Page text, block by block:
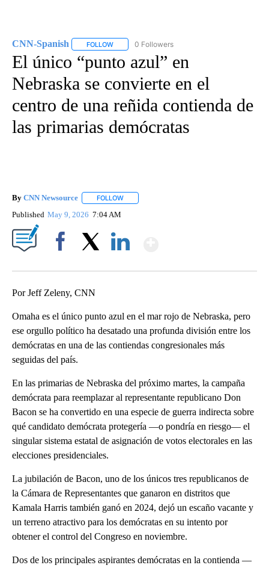
CNN-Spanish FOLLOW FOLLOW "CNN-SPANISH" TO RECEIVE
0 Followers
El único “punto azul” en
Nebraska se convierte en el
centro de una reñida contienda de
las primarias demócratas
By CNN Newsource FOLLOW
Published May 9, 2026 7:04 AM
Por Jeff Zeleny, CNN
Omaha es el único punto azul en el mar rojo de Nebraska, pero
ese orgullo político ha desatado una profunda división entre los
demócratas en una de las contiendas congresionales más
seguidas del país.
En las primarias de Nebraska del próximo martes, la campaña
demócrata para reemplazar al representante republicano Don
Bacon se ha convertido en una especie de guerra indirecta sobre
qué candidato demócrata protegería —o pondría en riesgo— el
singular sistema estatal de asignación de votos electorales en las
elecciones presidenciales.
La jubilación de Bacon, uno de los únicos tres republicanos de
la Cámara de Representantes que ganaron en distritos que
Kamala Harris también ganó en 2024, dejó un escaño vacante y
un terreno atractivo para los demócratas en su intento por
obtener el control del Congreso en noviembre.
Dos de los principales aspirantes demócratas en la contienda —